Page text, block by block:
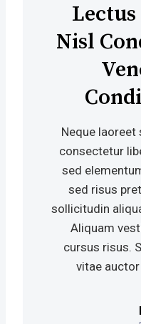
Nisl
Neque
consectetur
sed
sed risus
sollicitudin
Aliquam
cursus risus.
vitae